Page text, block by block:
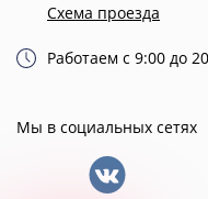
Схема проезда
Работаем с 9:00 до
Мы в социальных сетях